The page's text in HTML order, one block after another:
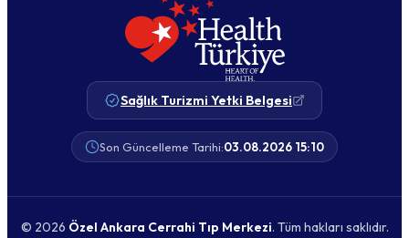
Sağlık Turizmi Yetki Belgesi
Son Güncelleme Tarihi:03.08.2026 15:10
© 2026 Özel Ankara Cerrahi Tıp Merkezi. Tüm hakları saklıdır.